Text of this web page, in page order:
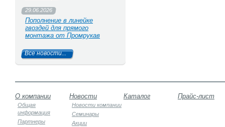
29.06.2026
Пополнение в линейке
гвоздей для прямого
монтажа от Промрукав
Все новости...
О компании
Общая
информация
Партнеры
Новости
Новости компании
Семинары
Акции
Каталог Прайс-лист